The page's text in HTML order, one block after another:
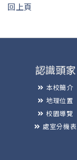
回上頁
認識頭家
本校簡介
地理位置
校園導覽
處室分機表